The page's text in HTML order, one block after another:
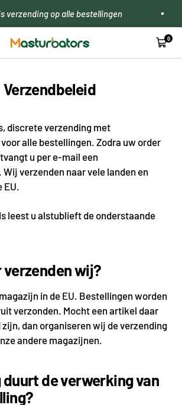
verzending op alle bestellingen
Malemasturbators.nl 0
Verzendbeleid
discrete verzending met
alle bestellingen. Zodra uw order
u per e-mail een
verzenden naar vele landen en
EU.
leest u alstublieft de onderstaande
verzenden wij?
in de EU. Bestellingen worden
verzonden. Mocht een artikel daar
dan organiseren wij de verzending
andere magazijnen.
duurt de verwerking van